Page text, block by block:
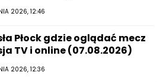
2026, 12:46
Płock gdzie oglądać mecz
TV i online (07.08.2026)
2026, 12:36